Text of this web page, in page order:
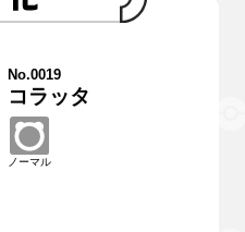
No.0019
コラッタ
ノーマル